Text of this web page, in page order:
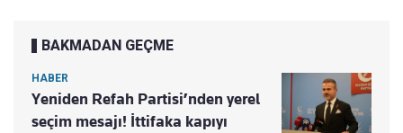
BAKMADAN GEÇME
HABER
Yeniden Refah Partisi’nden yerel
seçim mesajı! İttifaka kapıyı